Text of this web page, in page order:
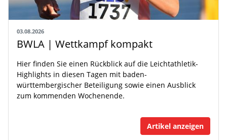
03.08.2026
BWLA | Wettkampf kompakt
Hier finden Sie einen Rückblick auf die Leichtathletik-
Highlights in diesen Tagen mit baden-
württembergischer Beteiligung sowie einen Ausblick
zum kommenden Wochenende.
Artikel anzeigen